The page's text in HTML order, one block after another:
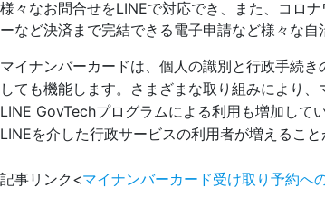
マイナンバーカードは、個人の識別と行政手続
しても機能します。さまざまな取り組みにより
LINE GovTechプログラムによる利用も増加して
LINEを介した行政サービスの利用者が増えること
記事リンク<マイナンバーカード受け取り予約へ